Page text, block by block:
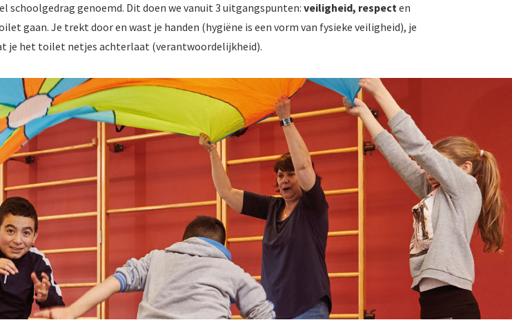
schoolgedrag genoemd. Dit doen we vanuit 3 uitgangspunten: veiligheid, respecten
gaan. Je trekt door en wast je handen (hygiëne is een vorm van fysieke veiligheid), je
je het toilet netjes achterlaat (verantwoordelijkheid).